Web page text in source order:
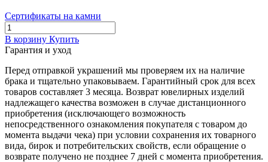
Сертификаты на камни
В корзину Купить
Гарантия и уход
Перед отправкой украшений мы проверяем их на наличие
брака и тщательно упаковываем. Гарантийный срок для всех
товаров составляет 3 месяца. Возврат ювелирных изделий
надлежащего качества возможен в случае дистанционного
приобретения (исключающего возможность
непосредственного ознакомления покупателя с товаром до
момента выдачи чека) при условии сохранения их товарного
вида, бирок и потребительских свойств, если обращение о
возврате получено не позднее 7 дней с момента приобретения.